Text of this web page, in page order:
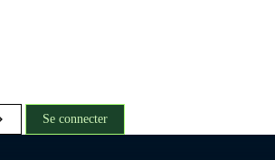
Se connecter